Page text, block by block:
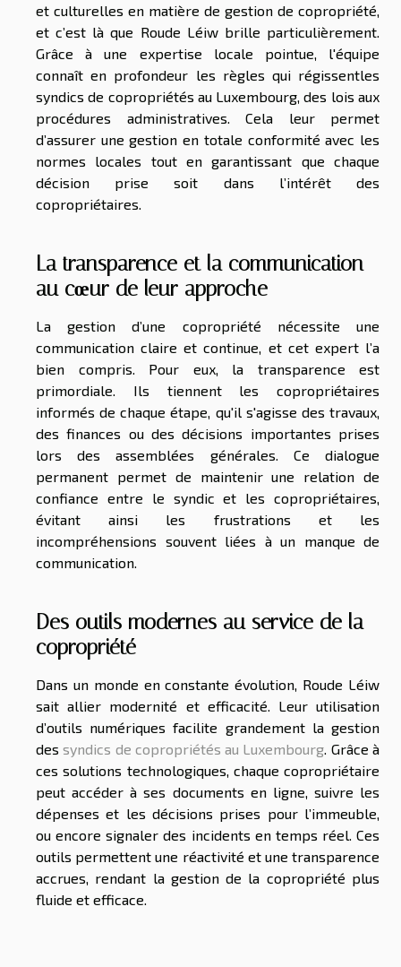
et culturelles en matière de gestion de copropriété,
et c’est là que Roude Léiw brille particulièrement.
Grâce à une expertise locale pointue, l'équipe
connaît en profondeur les règles qui régissentles
syndics de copropriétés au Luxembourg,des lois aux
procédures administratives . Cela leur permet
d’assurer une gestion en totale conformité avec les
normes locales tout en garantissant que chaque
décision prise soit dans l’intérêt des
copropriétaires.
La transparence et la communication
au cœur de leur approche
La gestion d’une copropriété nécessite une
communication claire et continue, et cet expert l’a
bien compris. Pour eux, la transparence est
primordiale. Ils tiennent les copropriétaires
informés de chaque étape, qu'il s'agisse des travaux,
des finances ou des décisions importantes prises
lors des assemblées générales . Ce dialogue
permanent permet de maintenir une relation de
confiance entre le syndic et les copropriétaires,
évitant ainsi les frustrations et les
incompréhensions souvent liées à un manque de
communication.
Des outils modernes au service de la
copropriété
Dans un monde en constante évolution, Roude Léiw
sait allier modernité et efficacité. Leur utilisation
d’outils numériques facilite grandement la gestion
dessyndics de copropriétés au Luxembourg . Grâce à
ces solutions technologiques, chaque copropriétaire
peutaccéder à ses documents en ligne suivre les
dépenses et les décisions prises pour l’immeuble
ou encoresignaler des incidents en temps réel . Ces
outils permettent une réactivité et une transparence
accrues, rendant la gestion de la copropriété plus
fluide et efficace.